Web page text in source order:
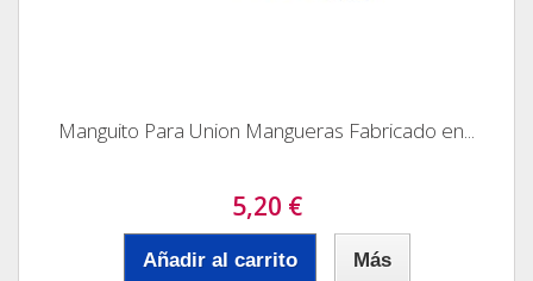
Manguito Para Union Mangueras Fabricado en...
5,20 €
Añadir al carrito Más